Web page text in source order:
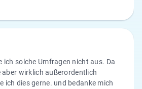
ich solche Umfragen nicht aus. Da
aber wirklich außerordentlich
ich dies gerne. und bedanke mich